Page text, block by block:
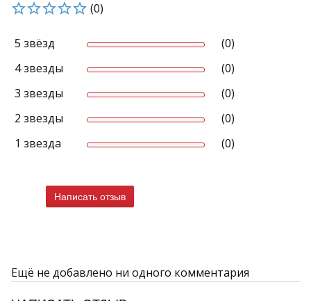
(0)
5 звёзд
(0)
4 звезды
(0)
3 звезды
(0)
2 звезды
(0)
1 звезда
(0)
Написать отзыв
Ещё не добавлено ни одного комментария